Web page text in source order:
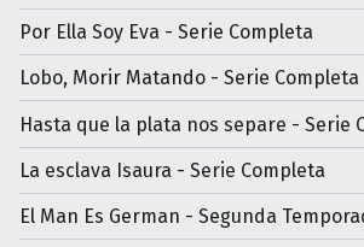
Por Ella Soy Eva - Serie Completa
Lobo, Morir Matando - Serie Completa
Hasta que la plata nos separe - Serie
La esclava Isaura - Serie Completa
El Man Es German - Segunda